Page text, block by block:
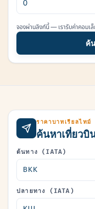
จองผ่านลิงก์นี้ — เรารับค่าคอมเ
ค้
ราคาบาทเรียลไท
ค้นหาเที่ยวบิ
ต้นทาง (IATA)
ปลายทาง (IATA)